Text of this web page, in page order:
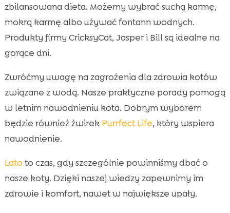
zbilansowana dieta. Możemy wybrać suchą karmę,
mokrą karmę albo używać fontann wodnych.
Produkty firmy CricksyCat, Jasper i Bill są idealne na
gorące dni.
Zwróćmy uwagę na zagrożenia dla zdrowia kotów
związane z wodą. Nasze praktyczne porady pomogą
w letnim nawodnieniu kota. Dobrym wyborem
będzie również żwirek Purrfect Life, który wspiera
nawodnienie.
Lato to czas, gdy szczególnie powinniśmy dbać o
nasze koty. Dzięki naszej wiedzy zapewnimy im
zdrowie i komfort, nawet w największe upały.